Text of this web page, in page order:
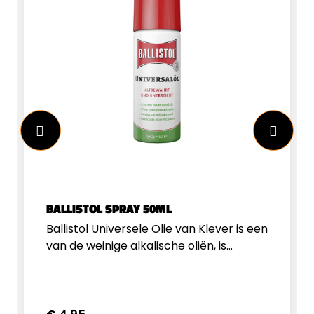
BALLISTOL SPRAY 50ML
Ballistol Universele Olie van Klever is een
van de weinige alkalische oliën, is